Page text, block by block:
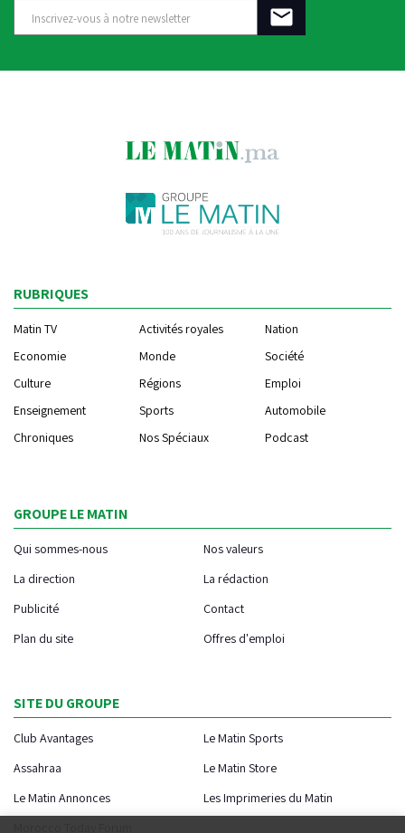
RUBRIQUES
Matin TV Activités royales
Nation
Economie
Monde
Société
Culture
Régions
Emploi
Enseignement
Sports
Automobile
Chroniques
Nos Spéciaux Podcast
GROUPE LE MATIN
Qui sommes-nous
Nos valeurs
La direction
La rédaction
Publicité
Contact
Plan du site
Offres d'emploi
SITE DU GROUPE
Club Avantages
Le Matin Sports
Assahraa
Le Matin Store
Le Matin Annonces
Les Imprimeries du Matin